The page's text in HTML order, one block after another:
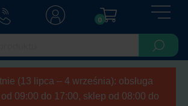
0
(13 lipca – 4 września): obsługa
09:00 do 17:00, sklep od 08:00 do